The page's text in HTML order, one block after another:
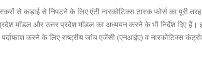
से कड़ाई से निपटने के लिए एंटी नारकोटिक्स टास्क फोर्स का पूरी
मॉडल और उत्तर प्रदेश मॉडल का अध्ययन करने के भी निर्देश दिए हैं।
करने के लिए राष्ट्रीय जांच एजेंसी (एनआईए) व नारकोटिक्स